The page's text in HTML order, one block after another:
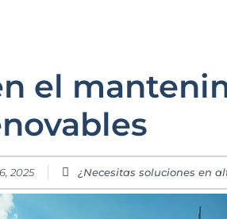
el
2025 ¿Necesitas soluciones en